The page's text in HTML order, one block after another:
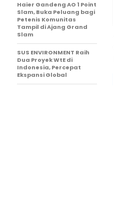
Haier Gandeng AO 1 Point
Slam, Buka Peluang bagi
Petenis Komunitas
Tampil di Ajang Grand
Slam
SUS ENVIRONMENT Raih
Dua Proyek WtE di
Indonesia, Percepat
Ekspansi Global